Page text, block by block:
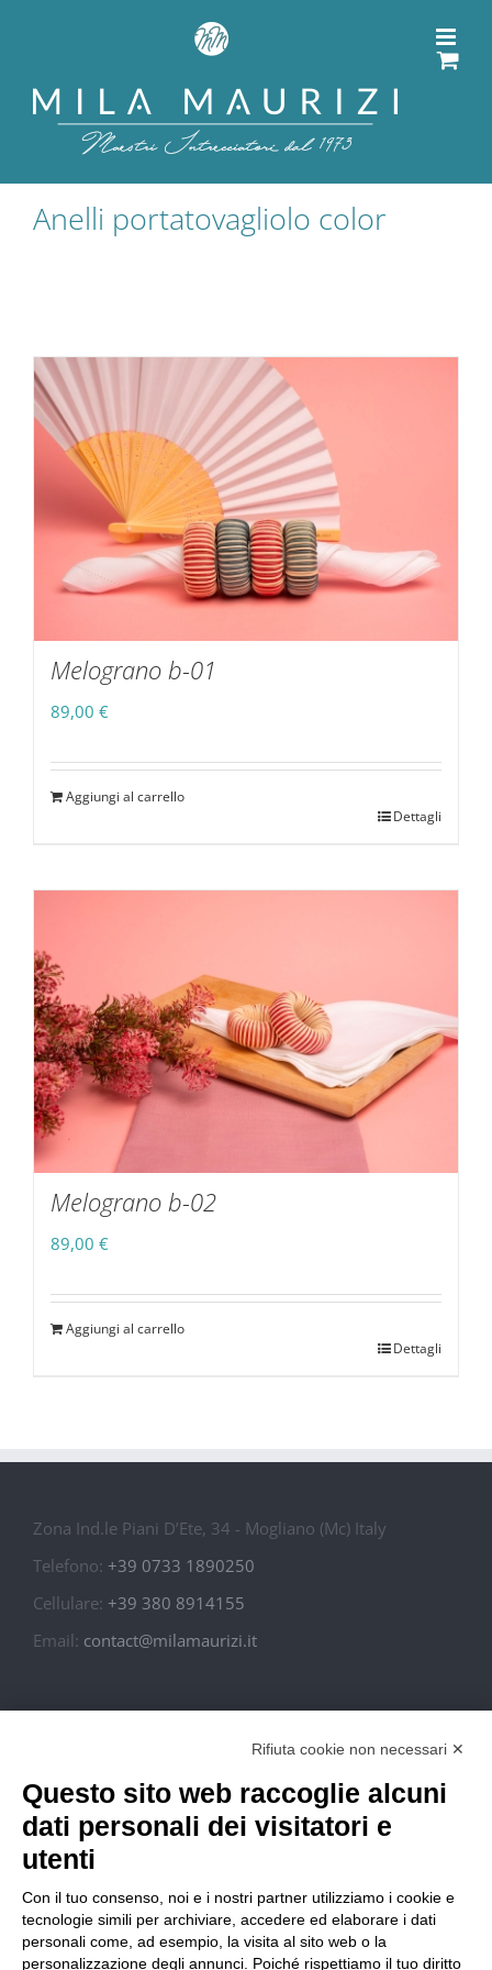
contenuto
Anelli portatovagliolo color
Melograno b-01
89,00 €
Aggiungi al carrello
Dettagli
Melograno b-02
89,00 €
Aggiungi al carrello
Dettagli
Zona Ind.le Piani D’Ete, 34 - Mogliano (Mc) Italy
Telefono: +39 0733 1890250
Cellulare: +39 380 8914155
Email: contact@milamaurizi.it
Condizioni di Vendita
Spese di Spedizione
Resi e Rimborsi
Rifiuta cookie non necessari ✕
Questo sito web raccoglie alcuni
dati personali dei visitatori e
utenti
Con il tuo consenso, noi e i nostri partner utilizziamo i cookie e
tecnologie simili per archiviare, accedere ed elaborare i dati
personali come, ad esempio, la visita al sito web o la
personalizzazione degli annunci. Poiché rispettiamo il tuo diritto